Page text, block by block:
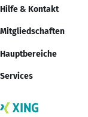
Hilfe & Kontakt
Mitgliedschaften
Hauptbereiche
Services